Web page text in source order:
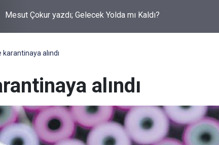
Mesut Çokur yazdı; Gelecek Yolda mı Kaldı?
karantinaya alındı
alındı